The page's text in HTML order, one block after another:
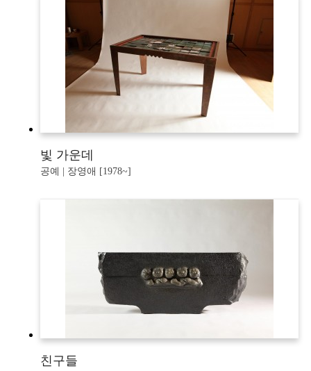
빛 가운데
공예 | 장영애 [1978~]
친구들